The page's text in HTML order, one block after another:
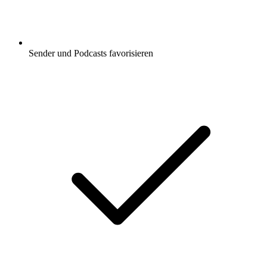
Sender und Podcasts favorisieren